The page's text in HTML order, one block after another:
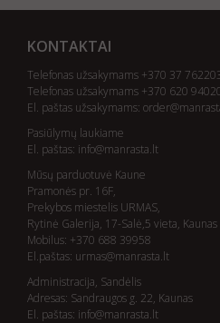
KONTAKTAI
Telefonas užsakymams +370 37
Telefonas užsakymams +370 620
El. paštas užsakymams:
Pasiūlymų laukiame
El. paštas: info@manrasta.lt
Mūsų parduotuvė Kaune
Pramonės pr. 16F,
Prekybos miestelis URMAS,
Rytinė Galerija, 17-Salė,5 vieta, Kaunas
Mobilus: +370 688 39958
El.paštas: urmas@manrasta.lt
Administracija, Sandėlis
Adresas: Sandraugos g. 22, Kaunas
El. paštas: info@manrasta.lt